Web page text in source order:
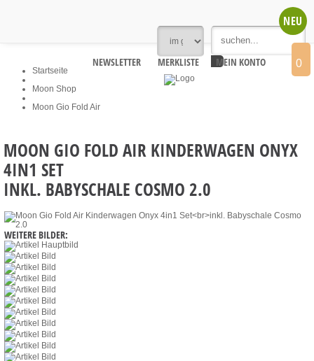
NEWSLETTER MERKLISTE MEIN KONTO 0
Startseite
Moon Shop
Moon Gio Fold Air
MOON GIO FOLD AIR KINDERWAGEN ONYX
4IN1 SET
INKL. BABYSCHALE COSMO 2.0
NEU
WEITERE BILDER: